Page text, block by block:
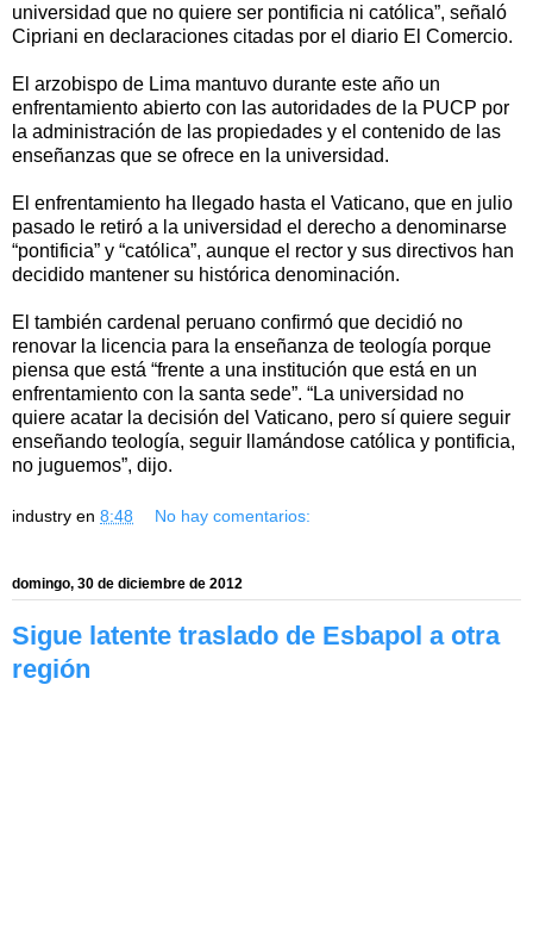
universidad que no quiere ser pontificia ni católica”, señaló
Cipriani en declaraciones citadas por el diario El Comercio.
El arzobispo de Lima mantuvo durante este año un
enfrentamiento abierto con las autoridades de la PUCP por
la administración de las propiedades y el contenido de las
enseñanzas que se ofrece en la universidad.
El enfrentamiento ha llegado hasta el Vaticano, que en julio
pasado le retiró a la universidad el derecho a denominarse
“pontificia” y “católica”, aunque el rector y sus directivos han
decidido mantener su histórica denominación.
El también cardenal peruano confirmó que decidió no
renovar la licencia para la enseñanza de teología porque
piensa que está “frente a una institución que está en un
enfrentamiento con la santa sede”. “La universidad no
quiere acatar la decisión del Vaticano, pero sí quiere seguir
enseñando teología, seguir llamándose católica y pontificia,
no juguemos”, dijo.
industry en 8:48 No hay comentarios:
domingo, 30 de diciembre de 2012
Sigue latente traslado de Esbapol a otra
región